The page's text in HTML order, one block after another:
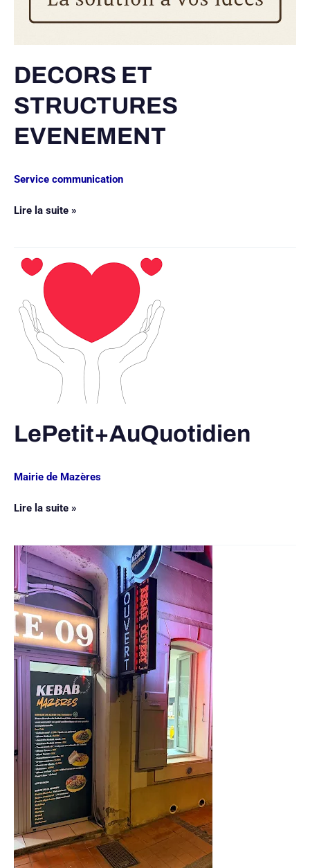
DECORS ET
STRUCTURES
EVENEMENT
Service communication
Lire la suite »
LePetit+AuQuotidien
Mairie de Mazères
LePetit+AuQuotidien
Lire la suite »
KEBAB
MAZERES